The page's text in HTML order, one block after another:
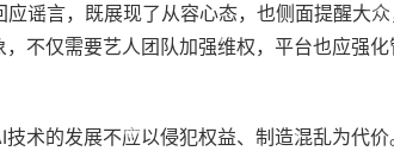
应谣言，既展现了从容心态，也侧面提醒大
不仅需要艺人团队加强维权，平台也应强
术的发展不应以侵犯权益、制造混乱为代